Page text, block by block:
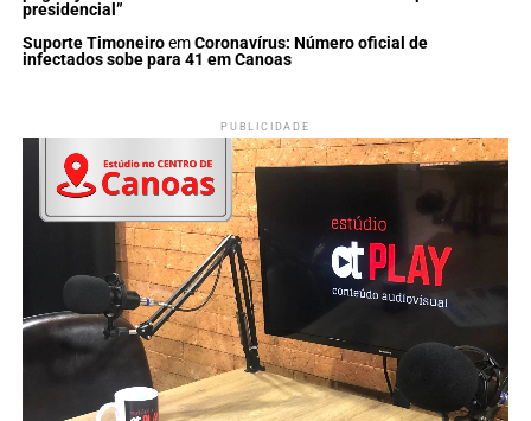
presidencial”
Suporte TimoneiroemCoronavírus: Número oficial de
infectados sobe para 41 em Canoas
PUBLICIDADE